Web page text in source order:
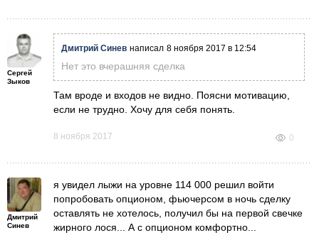
Сергей
Зыков
Дмитрий Синев написал 8 ноября 2017 в 12:54
Нет это вчерашняя сделка
Там вроде и входов не видно. Поясни мотивацию,
если не трудно. Хочу для себя понять.
8 ноября 2017 0
Дмитрий
Синев
я увидел лыжи на уровне 114 000 решил войти
попробовать опционом, фьючерсом в ночь сделку
оставлять не хотелось, получил бы на первой свечке
жирного лося... А с опционом комфортно...